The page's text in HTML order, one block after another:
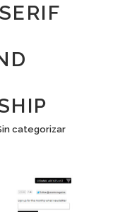
categorizar